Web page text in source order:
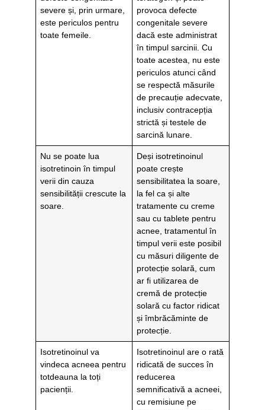
severe și, prin urmare,
este periculos pentru
toate femeile.
provoca defecte
congenitale severe
dacă este administrat
în timpul sarcinii. Cu
toate acestea, nu este
periculos atunci când
se respectă măsurile
de precauție adecvate,
inclusiv contracepția
strictă și testele de
sarcină lunare.
Nu se poate lua
isotretinoin în timpul
verii din cauza
sensibilității crescute la
soare.
Deși isotretinoinul
poate crește
sensibilitatea la soare,
la fel ca și alte
tratamente cu creme
sau cu tablete pentru
acnee, tratamentul în
timpul verii este posibil
cu măsuri diligente de
protecție solară, cum
ar fi utilizarea de
cremă de protecție
solară cu factor ridicat
și îmbrăcăminte de
protecție.
Isotretinoinul va
vindeca acneea pentru
totdeauna la toți
pacienții.
Isotretinoinul are o rată
ridicată de succes în
reducerea
semnificativă a acneei,
cu remisiune pe